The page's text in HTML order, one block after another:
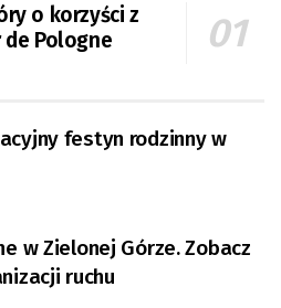
o korzyści z
de Pologne
festyn rodzinny w
w Zielonej Górze. Zobacz
ruchu